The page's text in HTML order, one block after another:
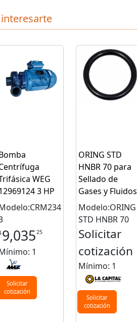
WEG
3 HP
9,035 25
1
Solicitar
cotización
ORING STD
HNBR 70 para
Sellado de
Gases y Fluidos
Modelo:ORING
STD HNBR 70
Solicitar
cotización
Mínimo: 1
Solicitar
cotización